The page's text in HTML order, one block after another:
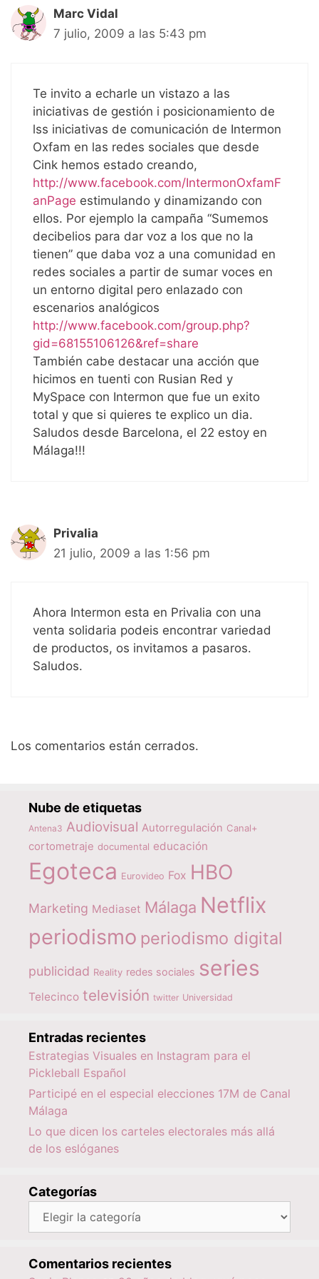
Marc Vidal
7 julio, 2009 a las 5:43 pm
Te invito a echarle un vistazo a las
iniciativas de gestión i posicionamiento de
lss iniciativas de comunicación de Intermon
Oxfam en las redes sociales que desde
Cink hemos estado creando,
http://www.facebook.com/IntermonOxfamF
anPage estimulando y dinamizando con
ellos. Por ejemplo la campaña “Sumemos
decibelios para dar voz a los que no la
tienen” que daba voz a una comunidad en
redes sociales a partir de sumar voces en
un entorno digital pero enlazado con
escenarios analógicos
http://www.facebook.com/group.php?
gid=68155106126&ref=share
También cabe destacar una acción que
hicimos en tuenti con Rusian Red y
MySpace con Intermon que fue un exito
total y que si quieres te explico un dia.
Saludos desde Barcelona, el 22 estoy en
Málaga!!!
Privalia
21 julio, 2009 a las 1:56 pm
Ahora Intermon esta en Privalia con una
venta solidaria podeis encontrar variedad
de productos, os invitamos a pasaros.
Saludos.
Los comentarios están cerrados.
Nube de etiquetas
Antena3 Audiovisual Autorregulación Canal+
cortometraje documental educación
Egoteca Eurovideo Fox HBO
Marketing Mediaset Málaga Netflix
periodismo periodismo digital
publicidad Reality redes sociales series
Telecinco televisión twitter Universidad
Entradas recientes
Estrategias Visuales en Instagram para el
Pickleball Español
Participé en el especial elecciones 17M de Canal
Málaga
Lo que dicen los carteles electorales más allá
de los eslóganes
Categorías
Categorías
Comentarios recientes